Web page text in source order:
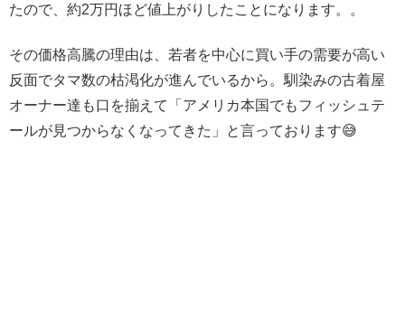
たので、約2万円ほど値上がりしたことになります。。
その価格高騰の理由は、若者を中心に買い手の需要が高い
反面でタマ数の枯渇化が進んでいるから。馴染みの古着屋
オーナー達も口を揃えて「アメリカ本国でもフィッシュテ
ールが見つからなくなってきた」と言っております😅